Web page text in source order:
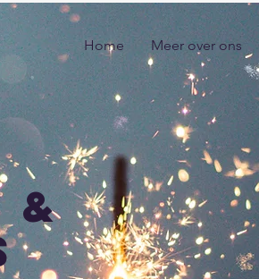
Home Meer over ons
&